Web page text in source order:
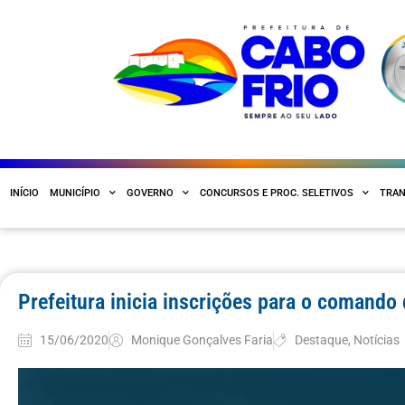
INÍCIO MUNICÍPIO GOVERNO CONCURSOS E PROC. SELETIVOS
Prefeitura inicia inscrições para o comando
15/06/2020 Monique Gonçalves Faria Destaque, Notícias